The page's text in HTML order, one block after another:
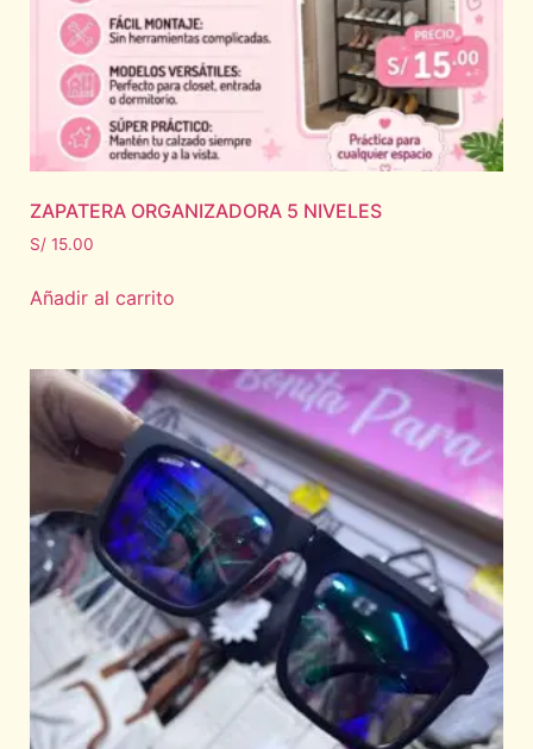
ZAPATERA ORGANIZADORA 5 NIVELES
S/ 15.00
Añadir al carrito